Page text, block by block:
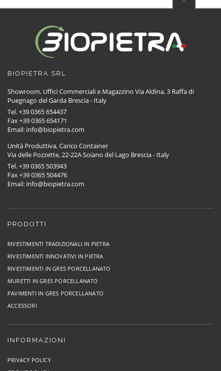
BIOPIETRA SRL
Showroom, Uffici Commerciali e Magazzino Via Aldina, 3 Raffa di
Puegnago del Garda Brescia - Italy
Tel. +39 0365 654437
Fax +39 0365 654171
Email: info@biopietra.com
Unità Produttiva, Carico Container
Via delle Pozzette, 22-22A Soiano del Lago Brescia - Italy
Tel. +39 0365 503943
Fax +39 0365 504476
Email: info@biopietra.com
PRODOTTI
RIVESTIMENTI TRADIZIONALI IN PIETRA
RIVESTIMENTI INNOVATIVI IN PIETRA
RIVESTIMENTI IN GRES PORCELLANATO
MURETTI IN GRES PORCELLANATO
PAVIMENTI IN GRES PORCELLANATO
ACCESSORI
INFORMAZIONI
PRIVACY POLICY